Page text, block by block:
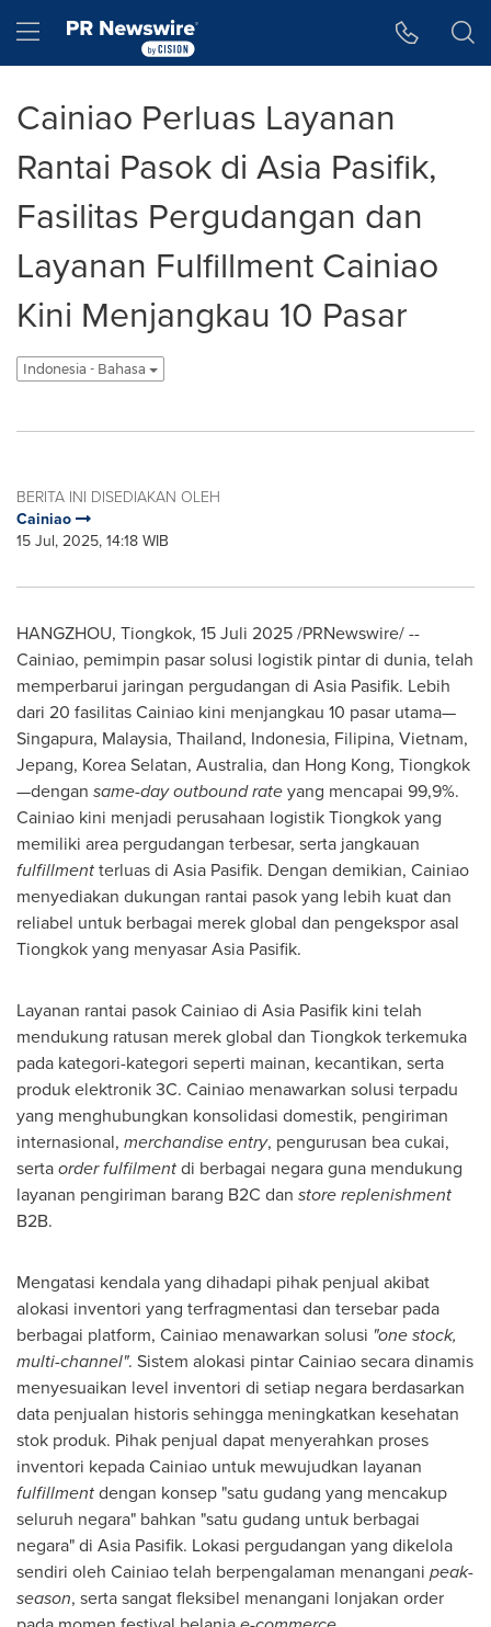
Hamburger menu
Cainiao Perluas Layanan
Rantai Pasok di Asia Pasifik,
Fasilitas Pergudangan dan
Layanan Fulfillment Cainiao
Kini Menjangkau 10 Pasar
Indonesia - Bahasa
BERITA INI DISEDIAKAN OLEH
Cainiao
15 Jul, 2025, 14:18 WIB
HANGZHOU, Tiongkok, 15 Juli 2025 /PRNewswire/ --
Cainiao, pemimpin pasar solusi logistik pintar di dunia, telah
memperbarui jaringan pergudangan di Asia Pasifik. Lebih
dari 20 fasilitas Cainiao kini menjangkau 10 pasar utama—
Singapura, Malaysia, Thailand, Indonesia, Filipina, Vietnam,
Jepang, Korea Selatan, Australia, dan Hong Kong, Tiongkok
—dengan same-day outbound rateyang mencapai 99,9%.
Cainiao kini menjadi perusahaan logistik Tiongkok yang
memiliki area pergudangan terbesar, serta jangkauan
fulfillmentterluas di Asia Pasifik. Dengan demikian, Cainiao
menyediakan dukungan rantai pasok yang lebih kuat dan
reliabel untuk berbagai merek global dan pengekspor asal
Tiongkok yang menyasar Asia Pasifik.
Layanan rantai pasok Cainiao di Asia Pasifik kini telah
mendukung ratusan merek global dan Tiongkok terkemuka
pada kategori-kategori seperti mainan, kecantikan, serta
produk elektronik 3C. Cainiao menawarkan solusi terpadu
yang menghubungkan konsolidasi domestik, pengiriman
internasional, merchandise entry, pengurusan bea cukai,
sertaorder fulfilmentdi berbagai negara guna mendukung
layanan pengiriman barang B2C dan store replenishment
B2B.
Mengatasi kendala yang dihadapi pihak penjual akibat
alokasi inventori yang terfragmentasi dan tersebar pada
berbagai platform, Cainiao menawarkan solusi "one stock,
multi-channel". Sistem alokasi pintar Cainiao secara dinamis
menyesuaikan level inventori di setiap negara berdasarkan
data penjualan historis sehingga meningkatkan kesehatan
stok produk. Pihak penjual dapat menyerahkan proses
inventori kepada Cainiao untuk mewujudkan layanan
fulfillmentdengan konsep "satu gudang yang mencakup
seluruh negara" bahkan "satu gudang untuk berbagai
negara" di Asia Pasifik. Lokasi pergudangan yang dikelola
sendiri oleh Cainiao telah berpengalaman menangani peak-
season, serta sangat fleksibel menangani lonjakan order